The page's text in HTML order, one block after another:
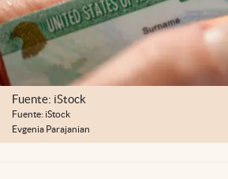
Fuente: iStock
Fuente: iStock
Evgenia Parajanian